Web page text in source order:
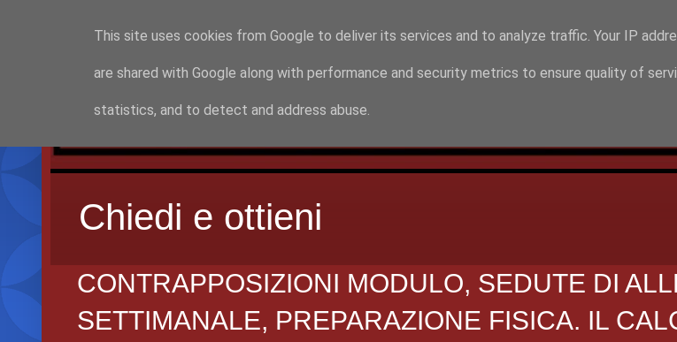
Chiedi e ottieni
CONTRAPPOSIZIONI MODULO, SEDUTE DI
SETTIMANALE, PREPARAZIONE FISICA. IL
This site uses cookies from Google to deliver its services and to analyze traffic. Your IP
are shared with Google along with performance and security metrics to ensure quality of
statistics, and to detect and address abuse.